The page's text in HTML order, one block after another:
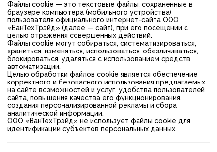
Файлы cookie — это текстовые файлы, сохраненные в
браузере компьютера (мобильного устройства)
пользователя официального интернет-сайта ООО
«ВанТехТрэйд» (далее — сайт), при его посещении с
целью отражения совершенных действий.
Файлы cookie могут собираться, систематизироваться,
храниться, изменяться, использоваться, обезличиваться,
блокироваться, удаляться с использованием средств
автоматизации.
Целью обработки файлов cookie является обеспечение
корректного и безопасного использования предлагаемых
на сайте возможностей и услуг, удобства пользователей
сайта, повышения качества его функционирования,
создания персонализированной рекламы и сбора
аналитической информации.
ООО «ВанТехТрэйд» не использует файлы cookie для
идентификации субъектов персональных данных.